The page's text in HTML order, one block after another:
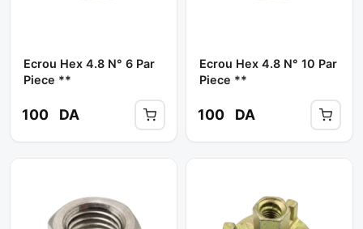
Ecrou Hex 4.8 N° 6 Par
Piece **
100 DA
Ecrou Hex 4.8 N° 10 Par
Piece **
100 DA